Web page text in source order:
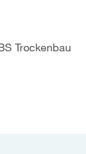
Trockenbau